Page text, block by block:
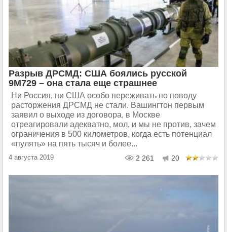
Разрыв ДРСМД: США боялись русской
9М729 – она стала еще страшнее
Ни Россия, ни США особо переживать по поводу
расторжения ДРСМД не стали. Вашингтон первым
заявил о выходе из договора, в Москве
отреагировали адекватно, мол, и мы не против, зачем
ограничения в 500 километров, когда есть потенциал
«пулять» на пять тысяч и более...
4 августа 2019 2 261 20